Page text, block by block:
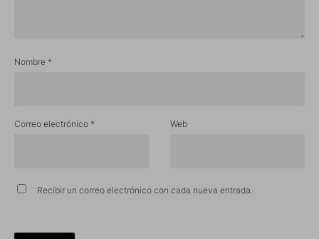
Nombre *
Correo electrónico * Web
Recibir un correo electrónico con cada nueva entrada.